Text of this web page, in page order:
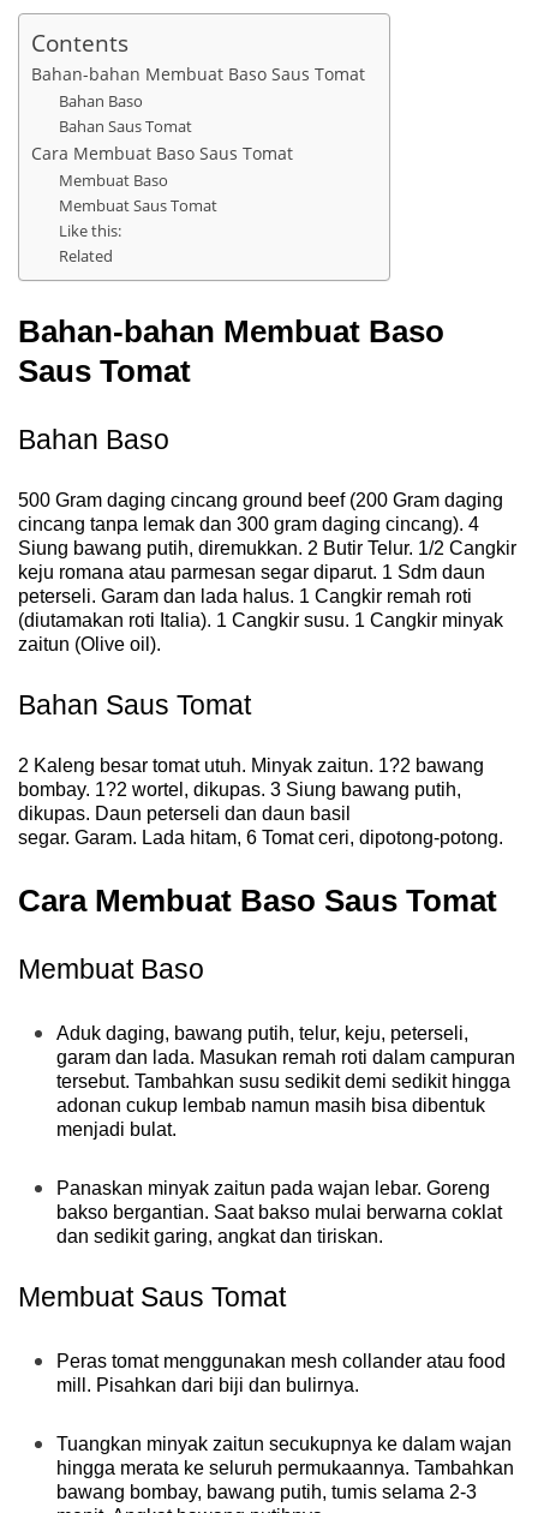
Contents
Bahan-bahan Membuat Baso Saus Tomat
Bahan Baso
Bahan Saus Tomat
Cara Membuat Baso Saus Tomat
Membuat Baso
Membuat Saus Tomat
Like this:
Related
Bahan-bahan Membuat Baso
Saus Tomat
Bahan Baso
500 Gram daging cincang ground beef (200 Gram daging
cincang tanpa lemak dan 300 gram daging cincang). 4
Siung bawang putih, diremukkan. 2 Butir Telur. 1/2 Cangkir
keju romana atau parmesan segar diparut. 1 Sdm daun
peterseli. Garam dan lada halus. 1 Cangkir remah roti
(diutamakan roti Italia). 1 Cangkir susu. 1 Cangkir minyak
zaitun (Olive oil).
Bahan Saus Tomat
2 Kaleng besar tomat utuh. Minyak zaitun. 1?2 bawang
bombay. 1?2 wortel, dikupas. 3 Siung bawang putih,
dikupas. Daun peterseli dan daun basil
segar. Garam. Lada hitam, 6 Tomat ceri, dipotong-potong.
Cara Membuat Baso Saus Tomat
Membuat Baso
Aduk daging, bawang putih, telur, keju, peterseli,
garam dan lada. Masukan remah roti dalam campuran
tersebut. Tambahkan susu sedikit demi sedikit hingga
adonan cukup lembab namun masih bisa dibentuk
menjadi bulat.
Panaskan minyak zaitun pada wajan lebar. Goreng
bakso bergantian. Saat bakso mulai berwarna coklat
dan sedikit garing, angkat dan tiriskan.
Membuat Saus Tomat
Peras tomat menggunakan mesh collander atau food
mill. Pisahkan dari biji dan bulirnya.
Tuangkan minyak zaitun secukupnya ke dalam wajan
hingga merata ke seluruh permukaannya. Tambahkan
bawang bombay, bawang putih, tumis selama 2-3